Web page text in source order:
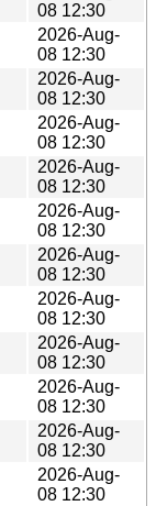
08 12:30
2026-Aug-
08 12:30
2026-Aug-
08 12:30
2026-Aug-
08 12:30
2026-Aug-
08 12:30
2026-Aug-
08 12:30
2026-Aug-
08 12:30
2026-Aug-
08 12:30
2026-Aug-
08 12:30
2026-Aug-
08 12:30
2026-Aug-
08 12:30
2026-Aug-
08 12:30